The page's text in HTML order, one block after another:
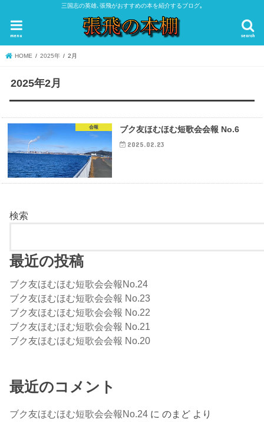
三国志の英雄､張飛がおすすめの本を紹介するブログ｡
search
menu
HOME 2025年 2月
2025年2月
会報 ブク友ほむほむ短歌会会報 No.6
2025.02.23
検索
最近の投稿
ブク友ほむほむ短歌会会報No.24
ブク友ほむほむ短歌会会報 No.23
ブク友ほむほむ短歌会会報 No.22
ブク友ほむほむ短歌会会報 No.21
ブク友ほむほむ短歌会会報 No.20
最近のコメント
ブク友ほむほむ短歌会会報No.24 にのまど より